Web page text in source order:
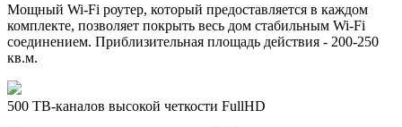
Мощный Wi-Fi роутер, который предоставляется в каждом
комплекте, позволяет покрыть весь дом стабильным Wi-Fi
соединением. Приблизительная площадь действия - 200-250
кв.м.
500 ТВ-каналов высокой четкости FullHD